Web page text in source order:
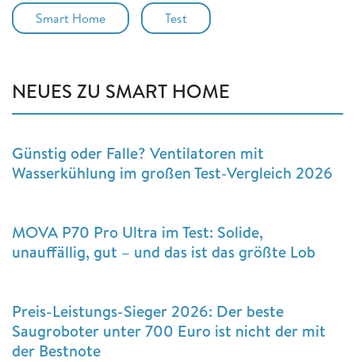
Smart Home Test
NEUES ZU SMART HOME
Günstig oder Falle? Ventilatoren mit
Wasserkühlung im großen Test-Vergleich 2026
MOVA P70 Pro Ultra im Test: Solide,
unauffällig, gut – und das ist das größte Lob
Preis-Leistungs-Sieger 2026: Der beste
Saugroboter unter 700 Euro ist nicht der mit
der Bestnote